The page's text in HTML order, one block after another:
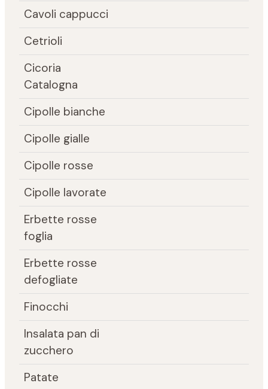
Cavoli cappucci
Cetrioli
Cicoria
Catalogna
Cipolle bianche
Cipolle gialle
Cipolle rosse
Cipolle lavorate
Erbette rosse
foglia
Erbette rosse
defogliate
Finocchi
Insalata pan di
zucchero
Patate